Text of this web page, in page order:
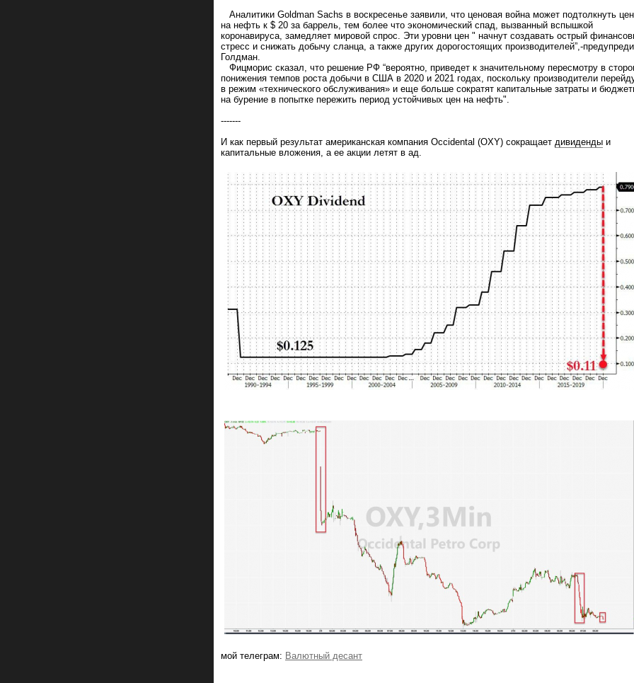
Аналитики Goldman Sachs в воскресенье заявили, что ценовая война может подтолкнуть
на нефть к $ 20 за баррель, тем более что экономический спад, вызванный вспышкой
коронавируса, замедляет мировой спрос. Эти уровни цен " начнут создавать острый
стресс и снижать добычу сланца, а также других дорогостоящих производителей”,-
Голдман.
Фицморис сказал, что решение РФ “вероятно, приведет к значительному пересмотру в
понижения темпов роста добычи в США в 2020 и 2021 годах, поскольку производители
в режим «технического обслуживания» и еще больше сократят капитальные затраты и
на бурение в попытке пережить период устойчивых цен на нефть".
-------
И как первый результат американская компания Occidental (OXY) сокращает дивиденды и
капитальные вложения, а ее акции летят в ад.
мой телеграм: Валютный десант